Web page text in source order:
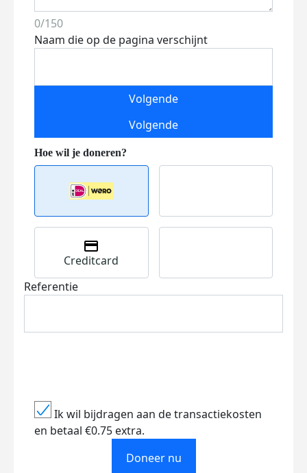
0/150
Naam die op de pagina verschijnt
Volgende
Volgende
Creditcard
Referentie
Ik wil bijdragen aan de transactiekosten
en betaal €0.75 extra.
Doneer nu